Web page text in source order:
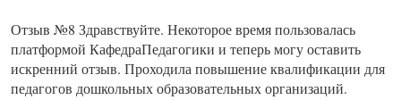
Отзыв №8 Здравствуйте. Некоторое время пользовалась
платформой КафедраПедагогики и теперь могу оставить
искренний отзыв. Проходила повышение квалификации для
педагогов дошкольных образовательных организаций.